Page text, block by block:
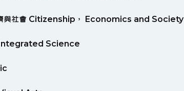
與社會 Citizenship， Economics and Society
Integrated Science